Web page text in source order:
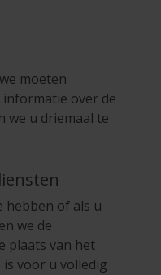
moeten
over de
we u driemaal te
hebben of als u
we de
plaats van het
voor u volledig